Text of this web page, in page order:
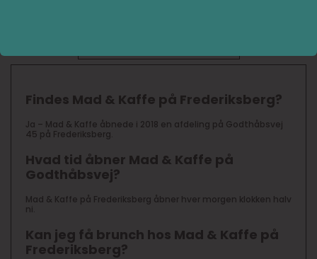
Findes Mad & Kaffe på Frederiksberg?
Ja – Mad & Kaffe åbnede i 2018 en afdeling på Godthåbsvej
45 på Frederiksberg.
Hvad tid åbner Mad & Kaffe på
Godthåbsvej?
Mad & Kaffe på Frederiksberg åbner hver morgen klokken halv
ni.
Kan jeg få brunch hos Mad & Kaffe på
Frederiksberg?